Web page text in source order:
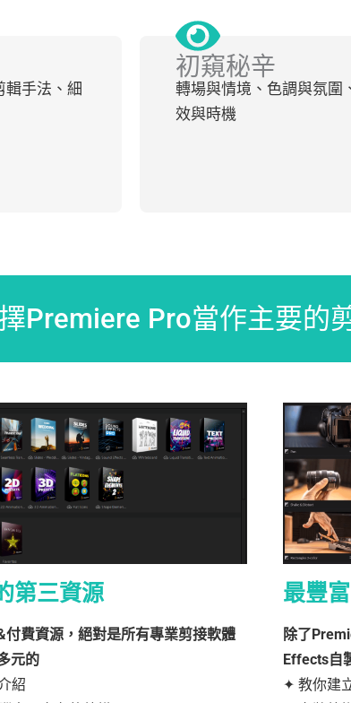
輯手法、細
初窺秘辛
轉場與情境、色調與氛圍
效與時機
Premiere Pro當作主要的
第三資源
付費資源，絕對是所有專業剪接軟體
元的
紹
最豐
除了
Effects自
✦ 教你建